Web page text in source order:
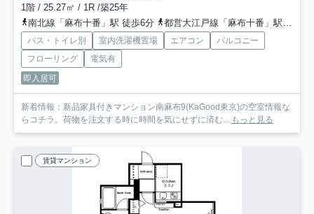
1階 / 25.27㎡ / 1R /築25年
南北線「麻布十番」駅 徒歩6分
都営大江戸線「麻布十番」駅 徒歩6分
バス・トイレ別 室内洗濯機置場 エアコン
バルコニー
フローリング
電気有
即入居可
新着情報：新品家具付きマンション南麻布9(KaGood東京)の空室情報な
らコチラ。荷物を注文する時に時間を気にせずに済む...
もっと見る
賃貸マンション